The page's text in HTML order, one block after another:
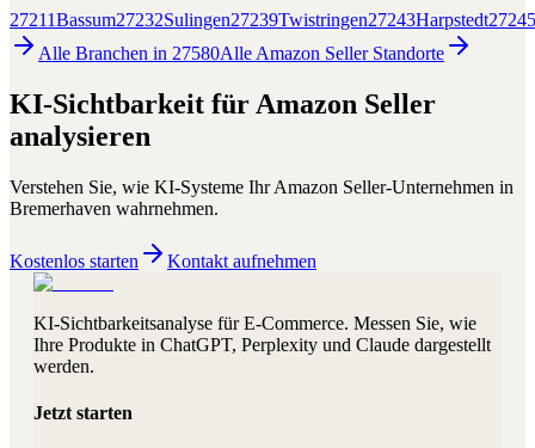
27211Bassum27232Sulingen27239Twistringen27243Harpstedt27245
Alle Branchen in 27580Alle Amazon SellerStandorte
KI-Sichtbarkeit für Amazon Seller
analysieren
Verstehen Sie, wie KI-Systeme IhrAmazon Seller-Unternehmen in
Bremerhaven wahrnehmen.
Kostenlos starten Kontakt aufnehmen
KI-Sichtbarkeitsanalyse für E-Commerce. Messen Sie, wie
Ihre Produkte in ChatGPT, Perplexity und Claude dargestellt
werden.
Jetzt starten